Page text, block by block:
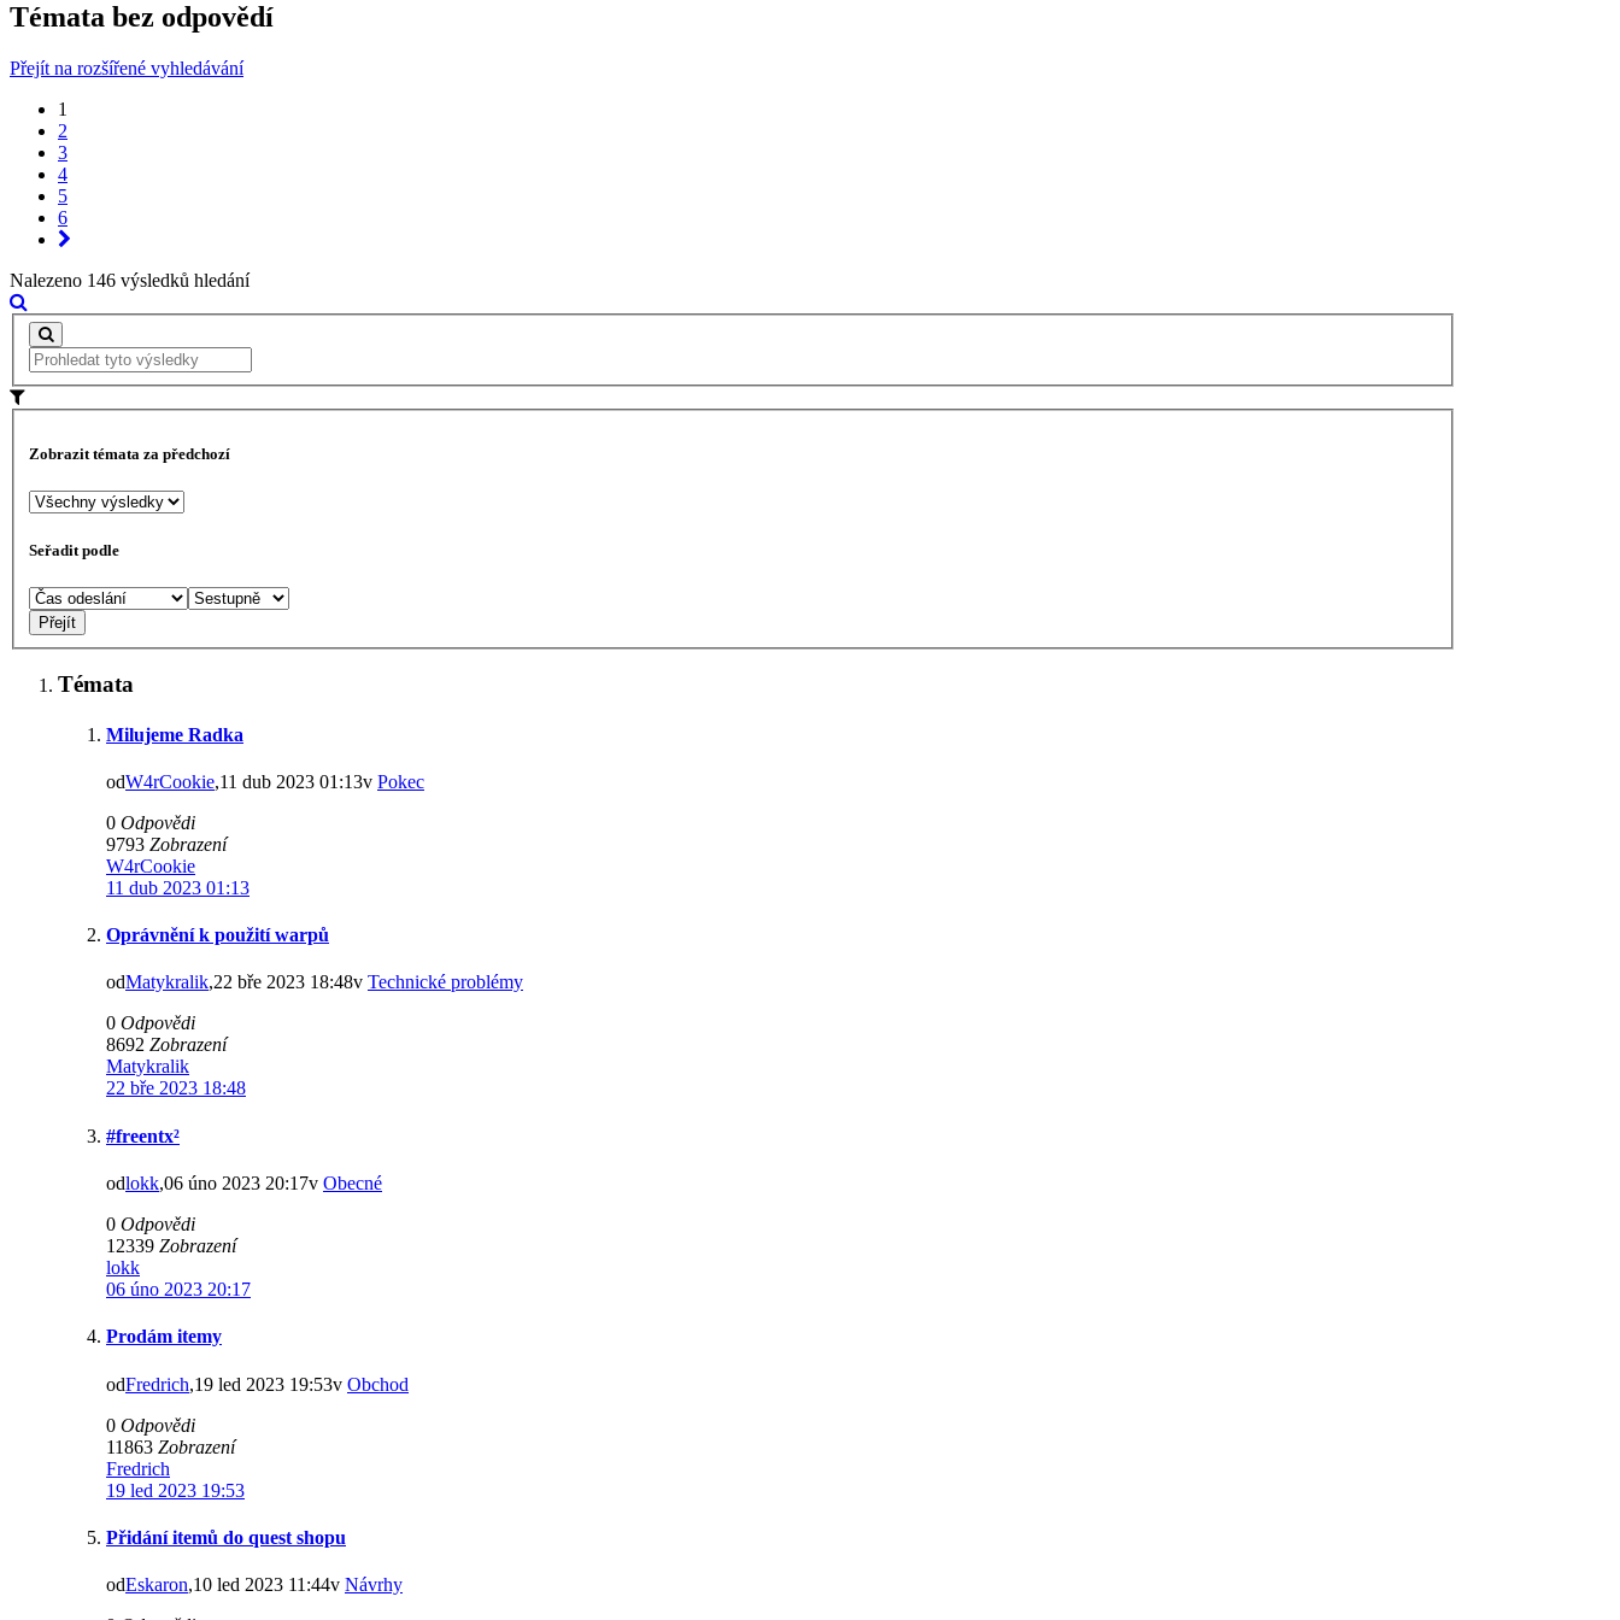
Témata bez odpovědí
Přejít na rozšířené vyhledávání
1
2
3
4
5
6
Nalezeno 146 výsledků hledání
Zobrazit témata za předchozí
Seřadit podle
Témata
Milujeme Radka
odW4rCookie,11 dub 2023 01:13v Pokec
0 Odpovědi
9793 Zobrazení
W4rCookie
11 dub 2023 01:13
Oprávnění k použití warpů
odMatykralik,22 bře 2023 18:48v Technické problémy
0 Odpovědi
8692 Zobrazení
Matykralik
22 bře 2023 18:48
#freentx²
odlokk,06 úno 2023 20:17v Obecné
0 Odpovědi
12339 Zobrazení
lokk
06 úno 2023 20:17
Prodám itemy
odFredrich,19 led 2023 19:53v Obchod
0 Odpovědi
11863 Zobrazení
Fredrich
19 led 2023 19:53
Přidání itemů do quest shopu
odEskaron,10 led 2023 11:44v Návrhy